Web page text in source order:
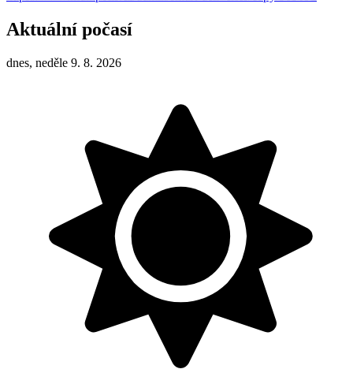
Aktuální počasí
dnes, neděle 9. 8. 2026